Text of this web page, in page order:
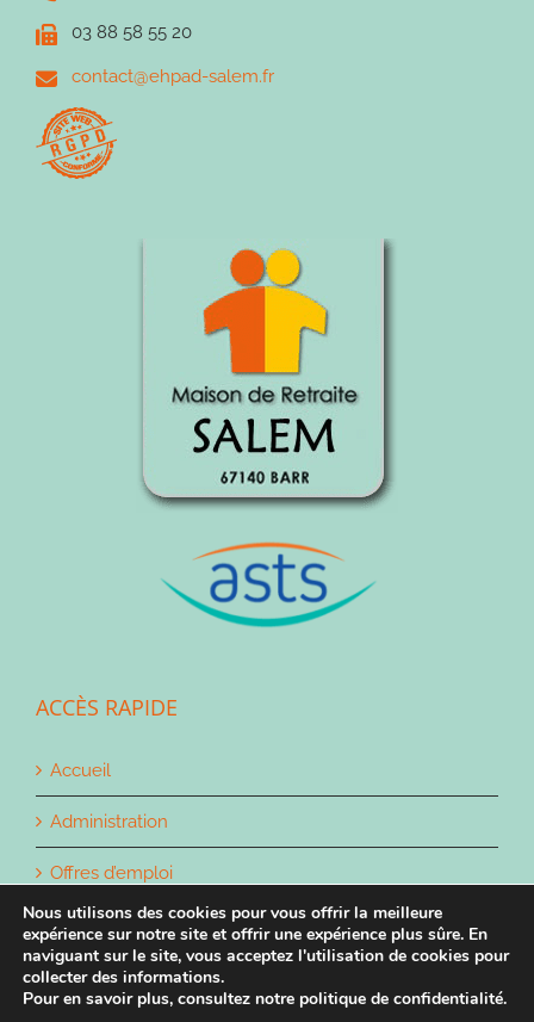
03 88 58 55 20
contact@ehpad-salem.fr
ACCÈS RAPIDE
Accueil
Administration
Offres d’emploi
Contact
Nous utilisons des cookies pour vous offrir la meilleure
expérience sur notre site et offrir une expérience plus sûre. En
naviguant sur le site, vous acceptez l'utilisation de cookies pour
collecter des informations.
Pour en savoir plus, consultez notre politique de confidentialité.